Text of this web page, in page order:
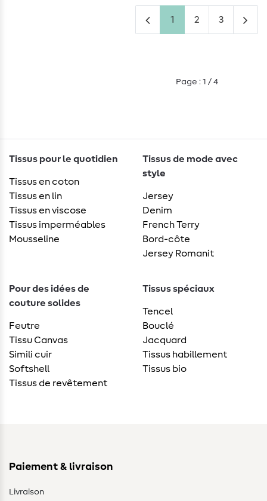
1 2 3
Page : 1 / 4
Tissus pour le quotidien
Tissus en coton
Tissus en lin
Tissus en viscose
Tissus imperméables
Mousseline
Tissus de mode avec
style
Jersey
Denim
French Terry
Bord-côte
Jersey Romanit
Pour des idées de
couture solides
Feutre
Tissu Canvas
Simili cuir
Softshell
Tissus de revêtement
Tissus spéciaux
Tencel
Bouclé
Jacquard
Tissus habillement
Tissus bio
Paiement & livraison
Livraison